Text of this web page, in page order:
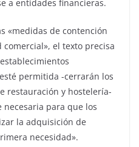
a entidades financieras.
«medidas de contención
el texto precisa
permitida -cerrarán los
restauración y hostelería-
para que los
la adquisición de
necesidad».